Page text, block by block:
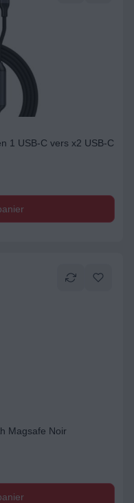
1 USB-C vers x2 USB-C
Magsafe Noir